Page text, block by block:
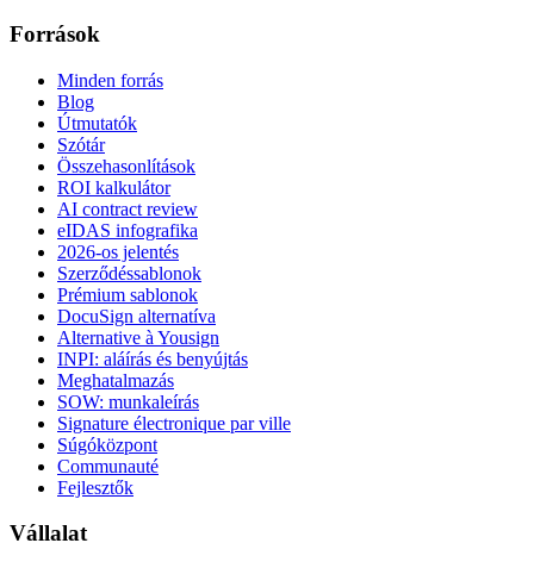
Források
Minden forrás
Blog
Útmutatók
Szótár
Összehasonlítások
ROI kalkulátor
AI contract review
eIDAS infografika
2026-os jelentés
Szerződéssablonok
Prémium sablonok
DocuSign alternatíva
Alternative à Yousign
INPI: aláírás és benyújtás
Meghatalmazás
SOW: munkaleírás
Signature électronique par ville
Súgóközpont
Communauté
Fejlesztők
Vállalat